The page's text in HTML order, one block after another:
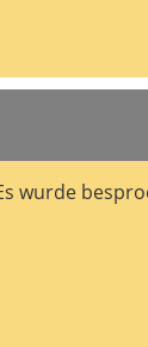
wurde